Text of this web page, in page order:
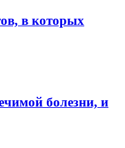
в которых
болезни, и